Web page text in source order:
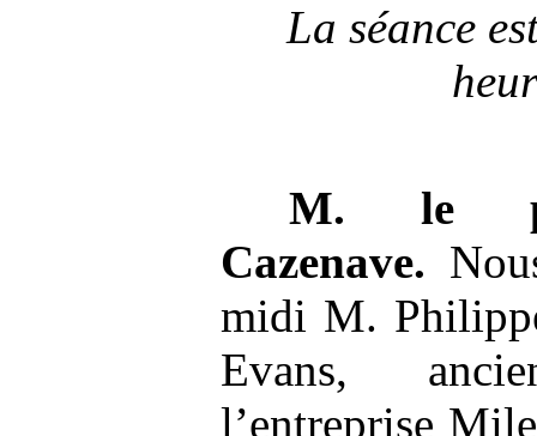
La séance
M.
le
Cazenave.
midi M.
Evans,
l’entreprise